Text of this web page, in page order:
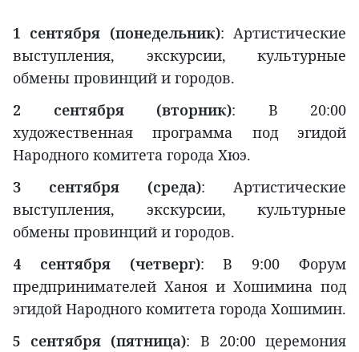
1 сентября (понедельник): Артистические
выступления, экскурсии, культурные
обмены провинций и городов.
2 сентября (вторник): В 20:00
художественная программа под эгидой
Народного комитета города Хюэ.
3 сентября (среда): Артистические
выступления, экскурсии, культурные
обмены провинций и городов.
4 сентября (четверг): В 9:00 Форум
предпринимателей Ханоя и Хошимина под
эгидой Народного комитета города Хошимин.
5 сентября (пятница): В 20:00 церемония